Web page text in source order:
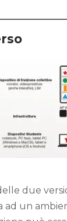
due
ad un